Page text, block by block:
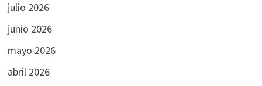
julio 2026
junio 2026
mayo 2026
abril 2026